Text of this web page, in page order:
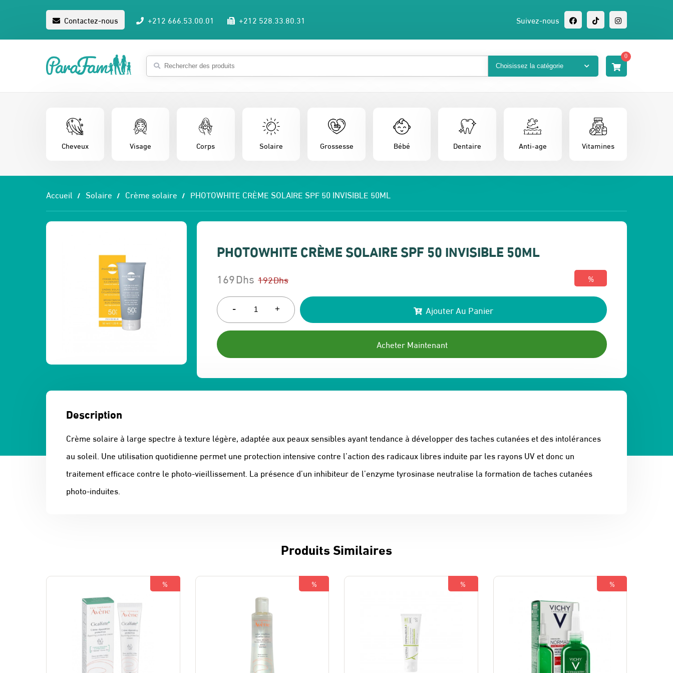
Contactez-nous +212 666.53.00.01 +212 528.33.80.31 Suivez-nous
0
Cheveux Visage Corps Solaire Grossesse Bébé Dentaire Anti-age Vitamines
Accueil Solaire Crème solaire PHOTOWHITE CRÈME SOLAIRE SPF 50 INVISIBLE 50ML
PHOTOWHITE CRÈME SOLAIRE SPF 50 INVISIBLE 50ML
192Dhs
Le
prix
initial
était :
192 Dhs.
169Dhs
Le
prix
actuel
est :
169 Dhs.
%
- + Ajouter Au Panier
Acheter Maintenant
Description
Crème solaire à large spectre à texture légère, adaptée aux peaux sensibles ayant tendance à développer des taches cutanées et des intolérances
au soleil. Une utilisation quotidienne permet une protection intensive contre l’action des radicaux libres induite par les rayons UV et donc un
traitement efficace contre le photo-vieillissement. La présence d’un inhibiteur de l’enzyme tyrosinase neutralise la formation de taches cutanées
photo-induites.
Produits Similaires
% % % %